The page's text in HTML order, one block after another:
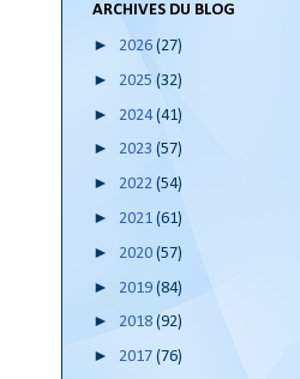
ARCHIVES DU BLOG
► 2026 (27)
► 2025 (32)
► 2024(41)
► 2023 (57)
► 2022 (54)
► 2021 (61)
► 2020 (57)
► 2019 (84)
► 2018 (92)
► 2017 (76)